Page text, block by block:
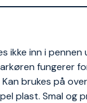
ikke inn i
fungerer
brukes på
plast. Smal og